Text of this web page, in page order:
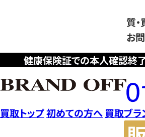
健康保険証での本人確認終
質
お
フ
リ
ー
ダ
イ
買取トップ初めての方へ 買取ブラ